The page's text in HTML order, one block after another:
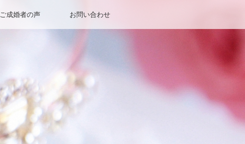
ご成婚者の声 お問い合わせ